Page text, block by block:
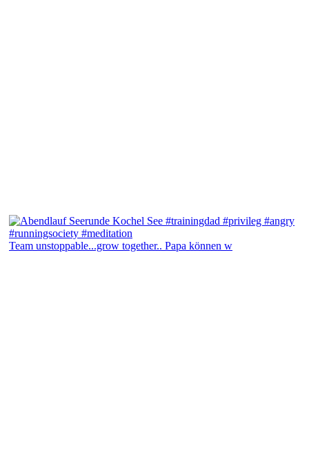
Team unstoppable...grow together.. Papa können w